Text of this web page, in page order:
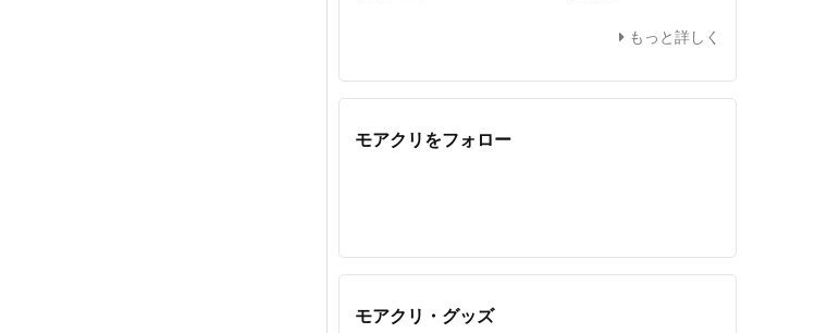
もっと詳しく
モアクリをフォロー
モアクリ・グッズ